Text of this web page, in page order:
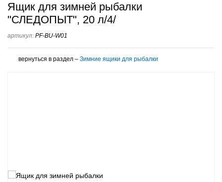
Ящик для зимней рыбалки
"СЛЕДОПЫТ", 20 л/4/
артикул: PF-BU-W01
вернуться в раздел – Зимние ящики для рыбалки